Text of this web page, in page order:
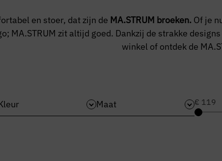
en stoer, dat zijn de MA.STRUM broeken. Of je
MA.STRUM zit altijd goed. Dankzij de strakke
winkel of ontdek de
Maat € 119